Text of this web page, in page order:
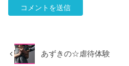
あずきの☆虐待体験